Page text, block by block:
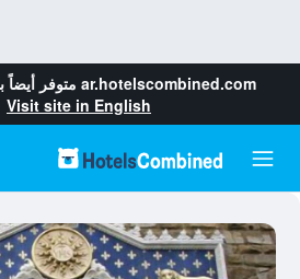
ar.hotelscombined.com متوفر أيضاً
Visit site in English